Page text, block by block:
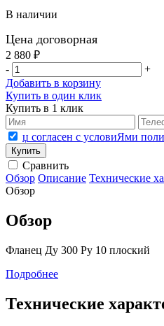
В наличии
Цена договорная
2 880 ₽
-
+
Добавить в корзину
Купить в один клик
Купить в 1 клик
џ согласен с условиЯми
Сравнить
Обзор Описание Технические
Обзор
Обзор
Фланец Ду 300 Ру 10 плоский
Подробнее
Технические